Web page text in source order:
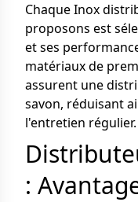
Chaque Inox
proposons est
et ses
matériaux de
assurent une
savon, réduisant
l'entretien régulier.
: